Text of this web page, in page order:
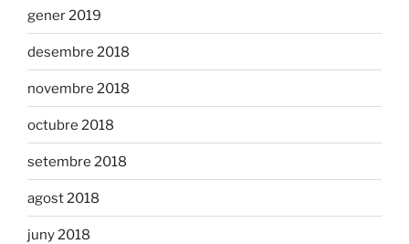
gener 2019
desembre 2018
novembre 2018
octubre 2018
setembre 2018
agost 2018
juny 2018